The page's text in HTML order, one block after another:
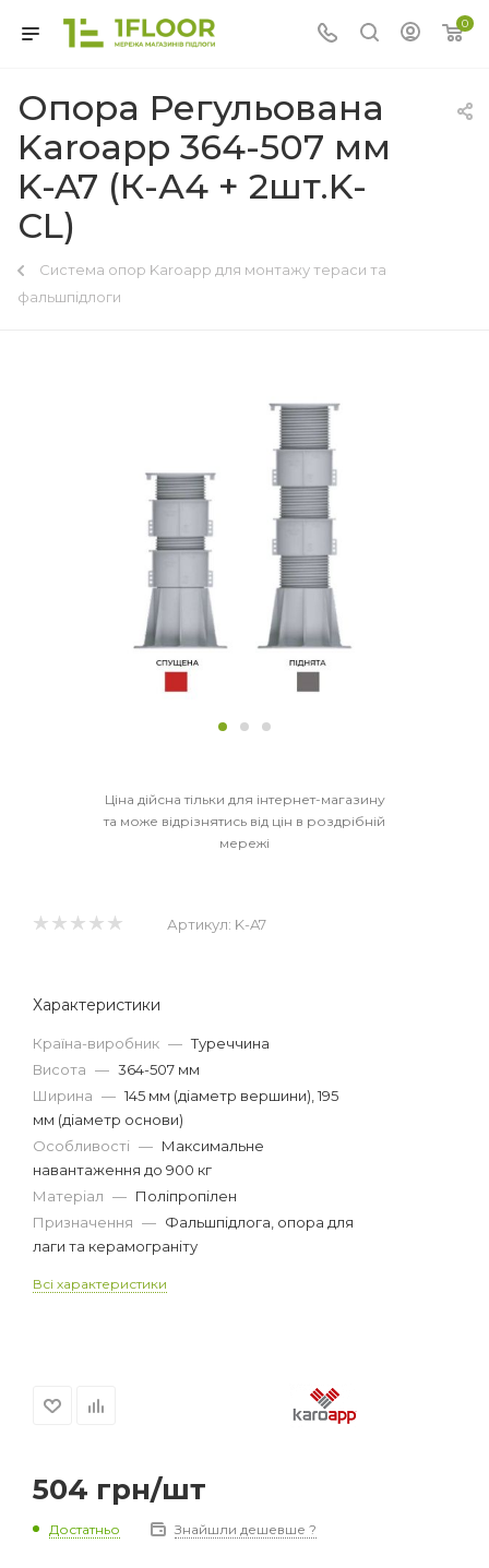
0
Опора Регульована
Karoapp 364-507 мм
K-A7 (К-А4 + 2шт.K-
CL)
Система опор Karoapp для монтажу тераси та
фальшпідлоги
Ціна дійсна тільки для інтернет-магазину
та може відрізнятись від цін в роздрібній
мережі
Артикул: K-A7
Характеристики
Країна-виробник — Туреччина
Висота — 364-507 мм
Ширина — 145 мм (діаметр вершини), 195
мм (діаметр основи)
Особливості — Максимальне
навантаження до 900 кг
Матеріал — Поліпропілен
Призначення — Фальшпідлога, опора для
лаги та керамограніту
Всі характеристики
504 грн/шт
Достатньо Знайшли дешевше ?